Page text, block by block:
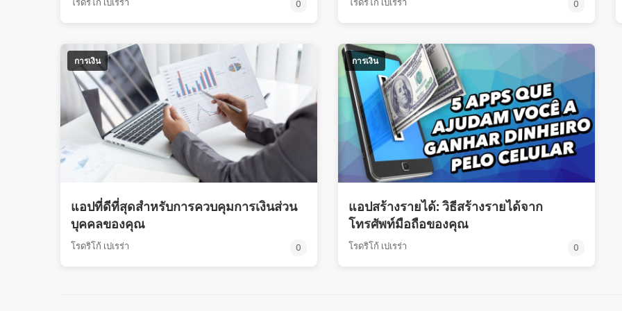
0 0
การเงิน
แอปที่ดีที่สุดสำหรับการควบคุมการเงินส่วน
บุคคลของคุณ
โรดริโก้ เปเรร่า 0
การเงิน
แอปสร้างรายได้: วิธีสร้างรายได้จาก
โทรศัพท์มือถือของคุณ
โรดริโก้ เปเรร่า 0